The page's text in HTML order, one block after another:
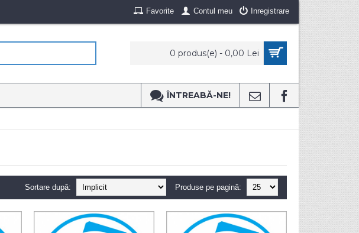
Favorite Contul meu Inregistrare
0 produs(e) - 0,00 Lei
ÎNTREABĂ-NE!
Produse pe pagină:
Sortare după: